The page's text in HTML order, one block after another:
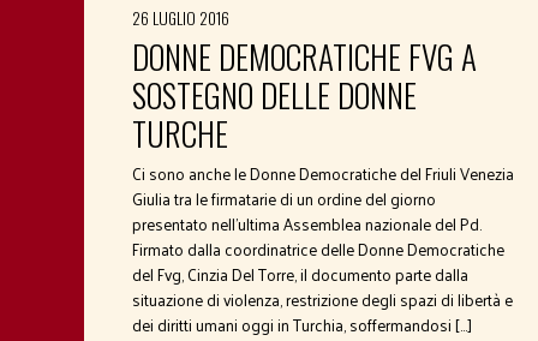
26 LUGLIO 2016
DONNE DEMOCRATICHE FVG A
SOSTEGNO DELLE DONNE
TURCHE
Ci sono anche le Donne Democratiche del Friuli Venezia
Giulia tra le firmatarie di un ordine del giorno
presentato nell’ultima Assemblea nazionale del Pd.
Firmato dalla coordinatrice delle Donne Democratiche
del Fvg, Cinzia Del Torre, il documento parte dalla
situazione di violenza, restrizione degli spazi di libertà e
dei diritti umani oggi in Turchia, soffermandosi […]